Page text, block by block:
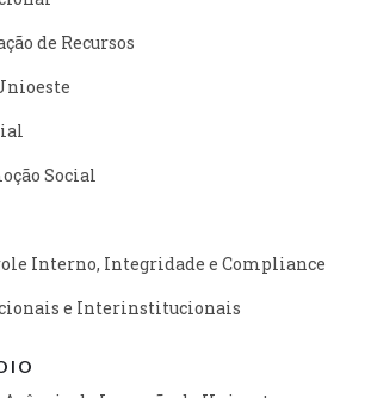
de Recursos
Social
Interno, Integridade e Compliance
e Interinstitucionais